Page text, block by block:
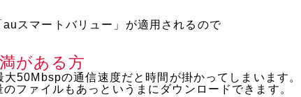
スマートバリュー」が適用されるので
がある方
50Mbspの通信速度だと時間が掛かってしまいます。
ファイルもあっというまにダウンロードできます。